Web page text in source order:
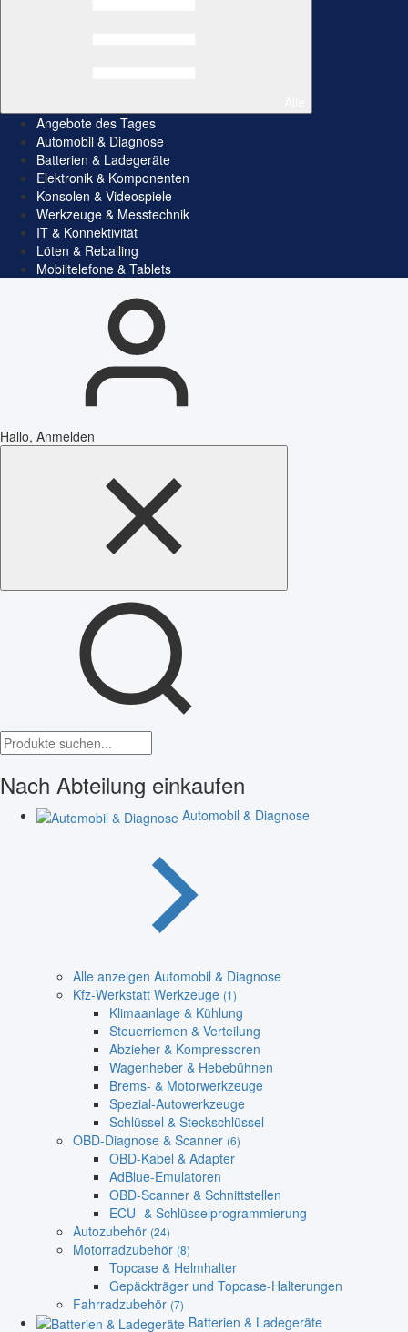
Angebote des Tages
Automobil & Diagnose
Batterien & Ladegeräte
Elektronik & Komponenten
Konsolen & Videospiele
Werkzeuge & Messtechnik
IT & Konnektivität
Löten & Reballing
Mobiltelefone & Tablets
Hallo, Anmelden
Nach Abteilung einkaufen
Automobil & Diagnose
Alle anzeigen Automobil & Diagnose
Kfz-Werkstatt Werkzeuge (1)
Klimaanlage & Kühlung
Steuerriemen & Verteilung
Abzieher & Kompressoren
Wagenheber & Hebebühnen
Brems- & Motorwerkzeuge
Spezial-Autowerkzeuge
Schlüssel & Steckschlüssel
OBD-Diagnose & Scanner (6)
OBD-Kabel & Adapter
AdBlue-Emulatoren
OBD-Scanner & Schnittstellen
ECU- & Schlüsselprogrammierung
Autozubehör (24)
Motorradzubehör (8)
Topcase & Helmhalter
Gepäckträger und Topcase-Halterungen
Fahrradzubehör (7)
Batterien & Ladegeräte